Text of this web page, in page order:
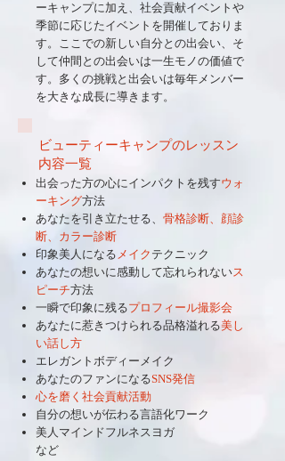
ーキャンプに加え、社会貢献イベントや
季節に応じたイベントを開催しておりま
す。ここでの新しい自分との出会い、そ
して仲間との出会いは一生モノの価値で
す。多くの挑戦と出会いは毎年メンバー
を大きな成長に導きます。
ビューティーキャンプのレッスン
内容一覧
出会った方の心にインパクトを残すウォ
ーキング方法
あなたを引き立たせる、 骨格診断、顔診
断、カラー診断
印象美人になる メイク テクニック
あなたの想いに感動して忘れられないス
ピーチ方法
一瞬で印象に残るプロフィール撮影会
あなたに惹きつけられる品格溢れる美し
い話し方
エレガントボディーメイク
あなたのファンになるSNS発信
心を磨く社会貢献活動
自分の想いが伝わる言語化ワーク
美人マインドフルネスヨガ​
など